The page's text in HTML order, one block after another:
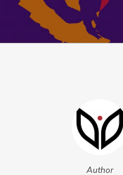
Author